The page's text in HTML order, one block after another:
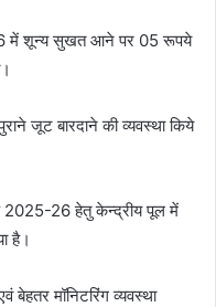
में शून्य सुखत आने पर 05 रूपये
जूट बारदाने की व्यवस्था किये
2025-26 हेतु केन्द्रीय पूल में
है।
मॉनिटरिंग व्यवस्था